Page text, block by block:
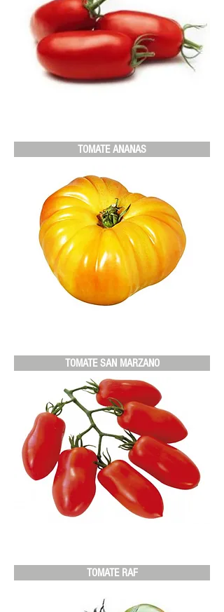
TOMATE ANANAS
TOMATE SAN MARZANO
TOMATE RAF